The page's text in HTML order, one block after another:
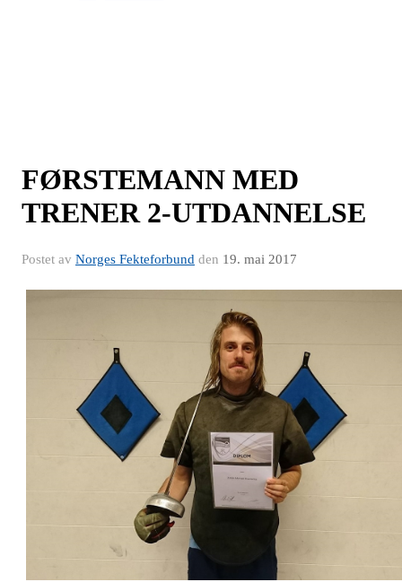
FØRSTEMANN MED
TRENER 2-UTDANNELSE
Postet av Norges Fekteforbund den 19. mai 2017